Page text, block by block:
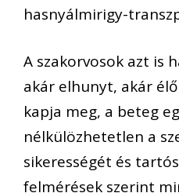
hasnyálmirigy-
A szakorvosok azt is
akár elhunyt, akár
kapja meg, a beteg
nélkülözhetetlen a
sikerességét és
felmérések szerint